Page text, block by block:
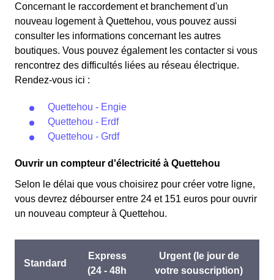
France et est disponible pour les Quettejouais éligibles.
l'électricité est quatre fois plus cher, tandis que tous les
autres jours de l'année, le prix est 20% moins cher par
rapport au tarif normal à Quettehou. ⚡💸
Concernant le raccordement et branchement d'un
nouveau logement à Quettehou, vous pouvez aussi
consulter les informations concernant les autres
boutiques. Vous pouvez également les contacter si vous
rencontrez des difficultés liées au réseau électrique.
Rendez-vous ici :
Quettehou - Engie
Quettehou - Erdf
Quettehou - Grdf
Ouvrir un compteur d'électricité à Quettehou
Selon le délai que vous choisirez pour créer votre ligne,
vous devrez débourser entre 24 et 151 euros pour ouvrir
un nouveau compteur à Quettehou.